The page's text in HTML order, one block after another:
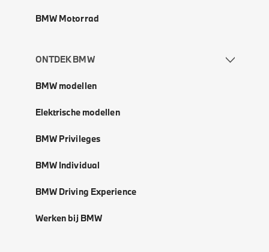
BMW Motorrad
ONTDEK BMW
BMW modellen
Elektrische modellen
BMW Privileges
BMW Individual
BMW Driving Experience
Werken bij BMW